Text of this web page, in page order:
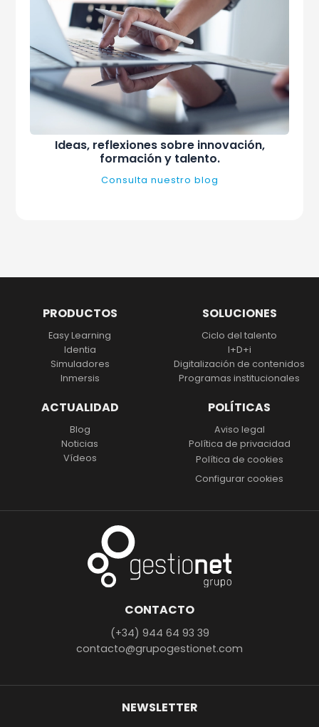
Ideas, reflexiones sobre innovación,
formación y talento.
Consulta nuestro blog
PRODUCTOS
Easy Learning
Identia
Simuladores
Inmersis
SOLUCIONES
Ciclo del talento
I+D+i
Digitalización de contenidos
Programas institucionales
ACTUALIDAD
Blog
Noticias
Vídeos
POLÍTICAS
Aviso legal
Política de privacidad
Política de cookies
Configurar cookies
CONTACTO
(+34) 944 64 93 39
contacto@grupogestionet.com
NEWSLETTER